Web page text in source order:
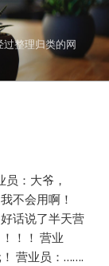
过整理归类的网
：大爷，
不会用啊！
话说了半天营
！！ 营业
营业员：…….